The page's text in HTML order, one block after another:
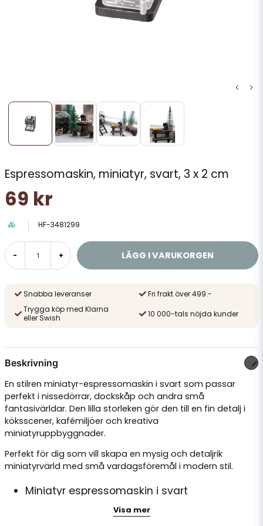
Espressomaskin, miniatyr, svart, 3 x 2 cm
69 kr
HF-3481299
- + LÄGG I VARUKORGEN
Snabba leveranser
Fri frakt över 499:-
Trygga köp med Klarna
eller Swish
10 000-tals nöjda kunder
Beskrivning
En stilren miniatyr-espressomaskin i svart som passar
perfekt i nissedörrar, dockskåp och andra små
fantasivärldar. Den lilla storleken gör den till en fin detalj i
köksscener, kafémiljöer och kreativa
miniatyruppbyggnader.
Perfekt för dig som vill skapa en mysig och detaljrik
miniatyrvärld med små vardagsföremål i modern stil.
Miniatyr espressomaskin i svart
Storlek: ca 3 x 2 cmVisa mer